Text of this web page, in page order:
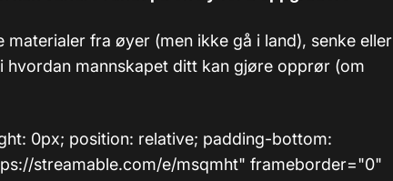
materialer fra øyer (men ikke gå i land), senke eller
hvordan mannskapet ditt kan gjøre opprør (om
0px; position: relative; padding-bottom:
streamable.com/e/msqmht" frameborder="0"